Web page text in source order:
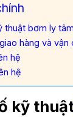
thuật bơm ly
hàng và
hệ
hệ
kỹ